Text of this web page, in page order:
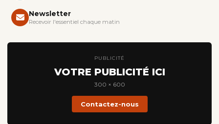
Newsletter
Recevoir l'essentiel chaque matin
PUBLICITÉ
VOTRE PUBLICITÉ ICI
300 × 600
Contactez-nous